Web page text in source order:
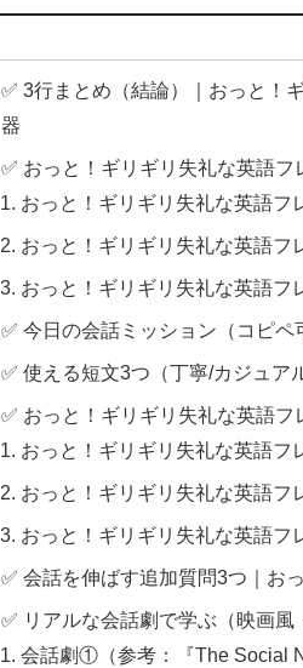
✅ 3行まとめ（結論）｜おっと！
器
✅ おっと！ギリギリ失礼な英語
おっと！ギリギリ失礼な英語フ
おっと！ギリギリ失礼な英語フ
おっと！ギリギリ失礼な英語
✅ 今日の会話ミッション（コピペ
✅ 使える短文3つ（丁寧/カジュア
✅ おっと！ギリギリ失礼な英語
おっと！ギリギリ失礼な英語フ
おっと！ギリギリ失礼な英語フ
おっと！ギリギリ失礼な英語フ
✅ 会話を伸ばす追加質問3つ｜お
✅ リアルな会話劇で学ぶ（映画
会話劇①（参考：『The Social